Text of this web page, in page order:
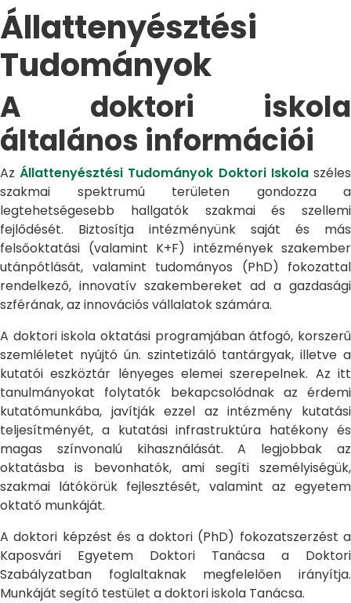
Állattenyésztési
Tudományok
A doktori iskola
általános információi
AzÁllattenyésztési Tudományok Doktori Iskolaszéles
szakmai spektrumú területen gondozza a
legtehetségesebb hallgatók szakmai és szellemi
fejlődését. Biztosítja intézményünk saját és más
felsőoktatási (valamint K+F) intézmények szakember
utánpótlását, valamint tudományos (PhD) fokozattal
rendelkező, innovatív szakembereket ad a gazdasági
szférának, az innovációs vállalatok számára.
A doktori iskola oktatási programjában átfogó, korszerű
szemléletet nyújtó ún. szintetizáló tantárgyak, illetve a
kutatói eszköztár lényeges elemei szerepelnek. Az itt
tanulmányokat folytatók bekapcsolódnak az érdemi
kutatómunkába, javítják ezzel az intézmény kutatási
teljesítményét, a kutatási infrastruktúra hatékony és
magas színvonalú kihasználását. A legjobbak az
oktatásba is bevonhatók, ami segíti személyiségük,
szakmai látókörük fejlesztését, valamint az egyetem
oktató munkáját.
A doktori képzést és a doktori (PhD) fokozatszerzést a
Kaposvári Egyetem Doktori Tanácsa a Doktori
Szabályzatban foglaltaknak megfelelően irányítja.
Munkáját segítő testület a doktori iskola Tanácsa.